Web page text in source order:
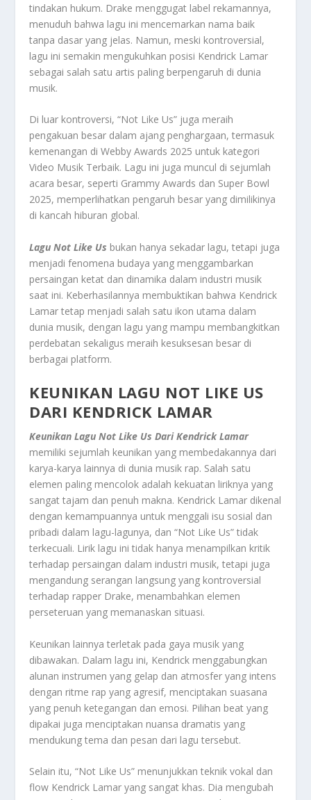
tindakan hukum. Drake menggugat label rekamannya,
menuduh bahwa lagu ini mencemarkan nama baik
tanpa dasar yang jelas. Namun, meski kontroversial,
lagu ini semakin mengukuhkan posisi Kendrick Lamar
sebagai salah satu artis paling berpengaruh di dunia
musik.
Di luar kontroversi, “Not Like Us” juga meraih
pengakuan besar dalam ajang penghargaan, termasuk
kemenangan di Webby Awards 2025 untuk kategori
Video Musik Terbaik. Lagu ini juga muncul di sejumlah
acara besar, seperti Grammy Awards dan Super Bowl
2025, memperlihatkan pengaruh besar yang dimilikinya
di kancah hiburan global.
Lagu Not Like Us bukan hanya sekadar lagu, tetapi juga
menjadi fenomena budaya yang menggambarkan
persaingan ketat dan dinamika dalam industri musik
saat ini. Keberhasilannya membuktikan bahwa Kendrick
Lamar tetap menjadi salah satu ikon utama dalam
dunia musik, dengan lagu yang mampu membangkitkan
perdebatan sekaligus meraih kesuksesan besar di
berbagai platform.
KEUNIKAN LAGU NOT LIKE US
DARI KENDRICK LAMAR
Keunikan Lagu Not Like Us Dari Kendrick Lamar
memiliki sejumlah keunikan yang membedakannya dari
karya-karya lainnya di dunia musik rap. Salah satu
elemen paling mencolok adalah kekuatan liriknya yang
sangat tajam dan penuh makna. Kendrick Lamar dikenal
dengan kemampuannya untuk menggali isu sosial dan
pribadi dalam lagu-lagunya, dan “Not Like Us” tidak
terkecuali. Lirik lagu ini tidak hanya menampilkan kritik
terhadap persaingan dalam industri musik, tetapi juga
mengandung serangan langsung yang kontroversial
terhadap rapper Drake, menambahkan elemen
perseteruan yang memanaskan situasi.
Keunikan lainnya terletak pada gaya musik yang
dibawakan. Dalam lagu ini, Kendrick menggabungkan
alunan instrumen yang gelap dan atmosfer yang intens
dengan ritme rap yang agresif, menciptakan suasana
yang penuh ketegangan dan emosi. Pilihan beat yang
dipakai juga menciptakan nuansa dramatis yang
mendukung tema dan pesan dari lagu tersebut.
Selain itu, “Not Like Us” menunjukkan teknik vokal dan
flow Kendrick Lamar yang sangat khas. Dia mengubah